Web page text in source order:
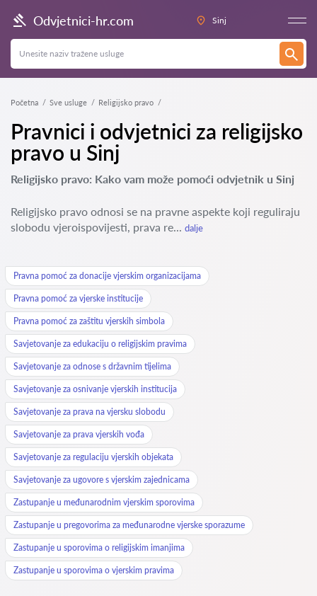
Odvjetnici-hr.com Sinj
Početna Sve usluge Religijsko pravo
Pravnici i odvjetnici za religijsko
pravo u Sinj
Religijsko pravo: Kako vam može pomoći odvjetnik u Sinj
Religijsko pravo odnosi se na pravne aspekte koji reguliraju
slobodu vjeroispovijesti, prava re... dalje
Pravna pomoć za donacije vjerskim organizacijama
Pravna pomoć za vjerske institucije
Pravna pomoć za zaštitu vjerskih simbola
Savjetovanje za edukaciju o religijskim pravima
Savjetovanje za odnose s državnim tijelima
Savjetovanje za osnivanje vjerskih institucija
Savjetovanje za prava na vjersku slobodu
Savjetovanje za prava vjerskih vođa
Savjetovanje za regulaciju vjerskih objekata
Savjetovanje za ugovore s vjerskim zajednicama
Zastupanje u međunarodnim vjerskim sporovima
Zastupanje u pregovorima za međunarodne vjerske sporazume
Zastupanje u sporovima o religijskim imanjima
Zastupanje u sporovima o vjerskim pravima